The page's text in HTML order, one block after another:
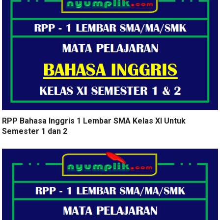
RPP Bahasa Inggris 1 Lembar SMA Kelas XI Untuk
Semester 1 dan 2